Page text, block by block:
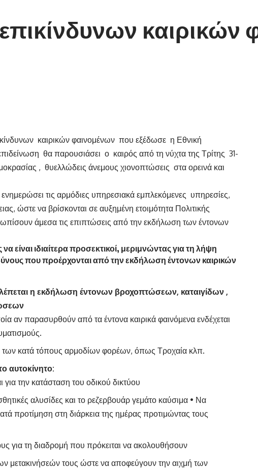
καιρικών
καιρικών φαινομένων που εξέδωσε η Εθνική
θα παρουσιάσει ο καιρός από τη νύχτα της Τρίτης 31-
, θυελλώδεις άνεμους χιονοπτώσεις στα ορεινά και
τις αρμόδιες υπηρεσιακά εμπλεκόμενες υπηρεσίες,
ώστε να βρίσκονται σε αυξημένη ετοιμότητα Πολιτικής
άμεσα τις επιπτώσεις από την εκδήλωση των έντονων
είναι ιδιαίτερα προσεκτικοί, μεριμνώντας για τη λήψη
που προέρχονται από την εκδήλωση έντονων καιρικών
η εκδήλωση έντονων βροχοπτώσεων, καταιγίδων ,
αν παρασυρθούν από τα έντονα καιρικά φαινόμενα ενδέχεται
των κατά τόπους αρμοδίων φορέων, όπως Τροχαία κλπ.
αυτοκίνητο:
την κατάσταση του οδικού δικτύου
αλυσίδες και το ρεζερβουάρ γεμάτο καύσιμα • Να
προτίμηση στη διάρκεια της ημέρας προτιμώντας τους
για τη διαδρομή που πρόκειται να ακολουθήσουν
μετακινήσεών τους ώστε να αποφεύγουν την αιχμή των